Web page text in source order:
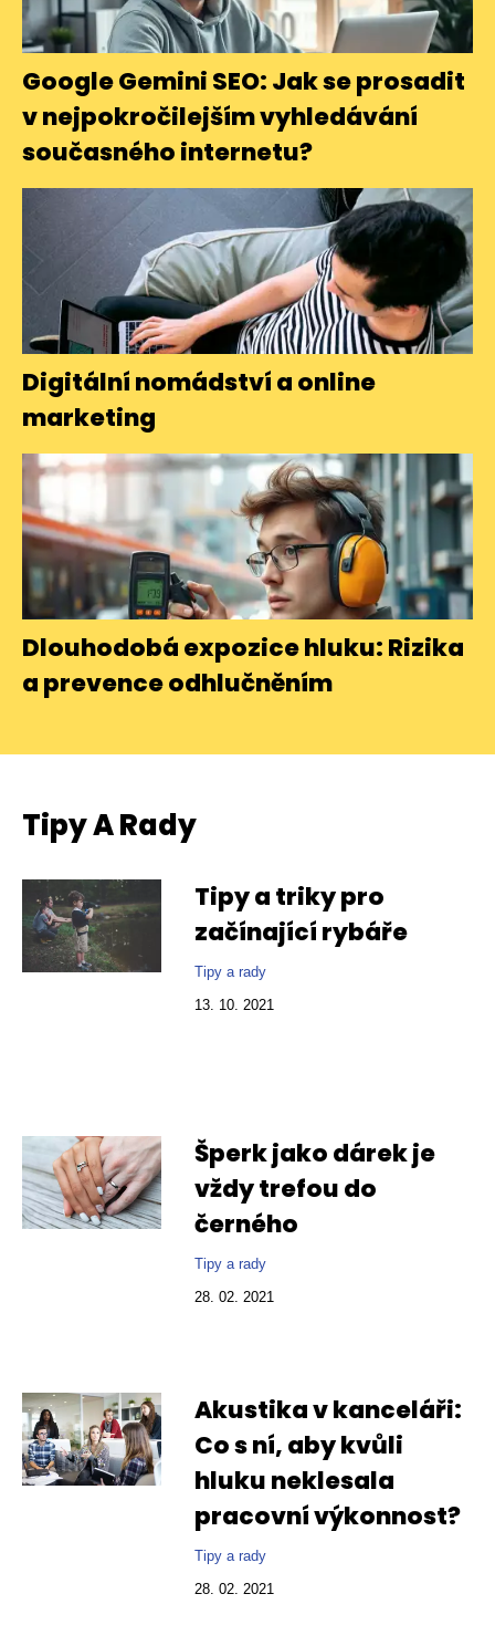
Google Gemini SEO: Jak se prosadit
v nejpokročilejším vyhledávání
současného internetu?
Digitální nomádství a online
marketing
Dlouhodobá expozice hluku: Rizika
a prevence odhlučněním
Tipy A Rady
Tipy a triky pro
začínající rybáře
Tipy a rady
13. 10. 2021
Šperk jako dárek je
vždy trefou do
černého
Tipy a rady
28. 02. 2021
Akustika v kanceláři:
Co s ní, aby kvůli
hluku neklesala
pracovní výkonnost?
Tipy a rady
28. 02. 2021